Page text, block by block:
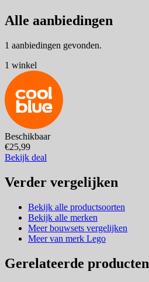
Alle aanbiedingen
1 aanbiedingen gevonden.
1 winkel
Beschikbaar
€25,99
Bekijk deal
Verder vergelijken
Bekijk alle productsoorten
Bekijk alle merken
Meer bouwsets vergelijken
Meer van merk Lego
Gerelateerde producten